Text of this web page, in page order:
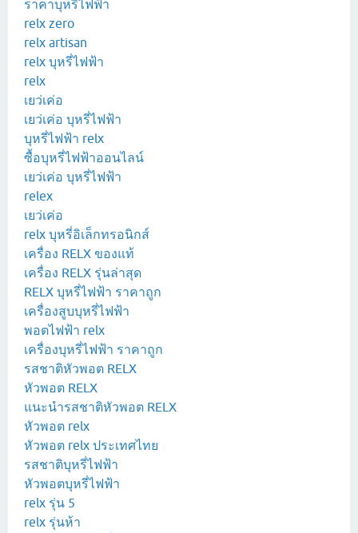
ราคาบุหรี่ไฟฟ้า
relx zero
relx artisan
relx บุหรี่ไฟฟ้า
relx
เยว่เค่อ
เยว่เค่อ บุหรี่ไฟฟ้า
บุหรี่ไฟฟ้า relx
ซื้อบุหรี่ไฟฟ้าออนไลน์
เยว่เค่อ บุหรี่ไฟฟ้า
relex
เยว่เค่อ
relx บุหรี่อิเล็กทรอนิกส์
เครื่อง RELX ของแท้
เครื่อง RELX รุ่นล่าสุด
RELX บุหรี่ไฟฟ้า ราคาถูก
เครื่องสูบบุหรี่ไฟฟ้า
พอตไฟฟ้า relx
เครื่องบุหรี่ไฟฟ้า ราคาถูก
รสชาติหัวพอต RELX
หัวพอต RELX
แนะนำรสชาติหัวพอต RELX
หัวพอต relx
หัวพอต relx ประเทศไทย
รสชาติบุหรี่ไฟฟ้า
หัวพอตบุหรี่ไฟฟ้า
relx รุ่น 5
relx รุ่นห้า